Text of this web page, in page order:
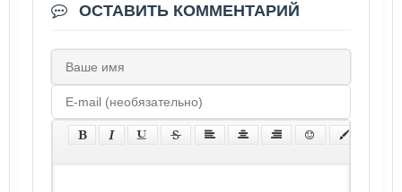
ОСТАВИТЬ КОММЕНТАРИЙ